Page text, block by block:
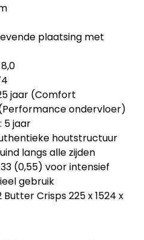
plaatsing met
jaar (Comfort
ondervloer)
5 jaar
houtstructuur
langs alle zijden
(0,55) voor intensief
gebruik
Butter Crisps 225 x 1524 x